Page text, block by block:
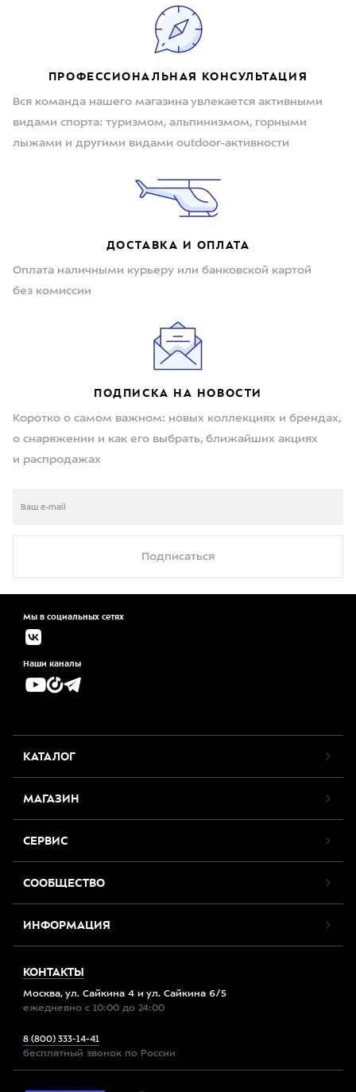
ПРОФЕССИОНАЛЬНАЯ КОНСУЛЬТАЦИЯ
Вся команда нашего магазина увлекается активными
видами спорта: туризмом, альпинизмом, горными
лыжами и другими видами outdoor-активности
ДОСТАВКА И ОПЛАТА
Оплата наличными курьеру или банковской картой
без комиссии
ПОДПИСКА НА НОВОСТИ
Коротко о самом важном: новых коллекциях и брендах,
о снаряжении и как его выбрать, ближайших акциях
и распродажах
Подписаться
Мы в социальных сетях
Наши каналы
КАТАЛОГ
МАГАЗИН
СЕРВИС
СООБЩЕСТВО
ИНФОРМАЦИЯ
КОНТАКТЫ
Москва, ул. Сайкина 4 и ул. Сайкина 6/5
ежедневно с 10:00 до 24:00
8 (800) 333-14-41
бесплатный звонок по России